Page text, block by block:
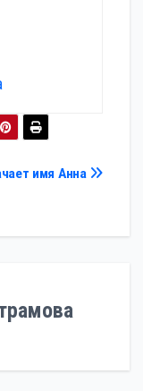
имя Анна